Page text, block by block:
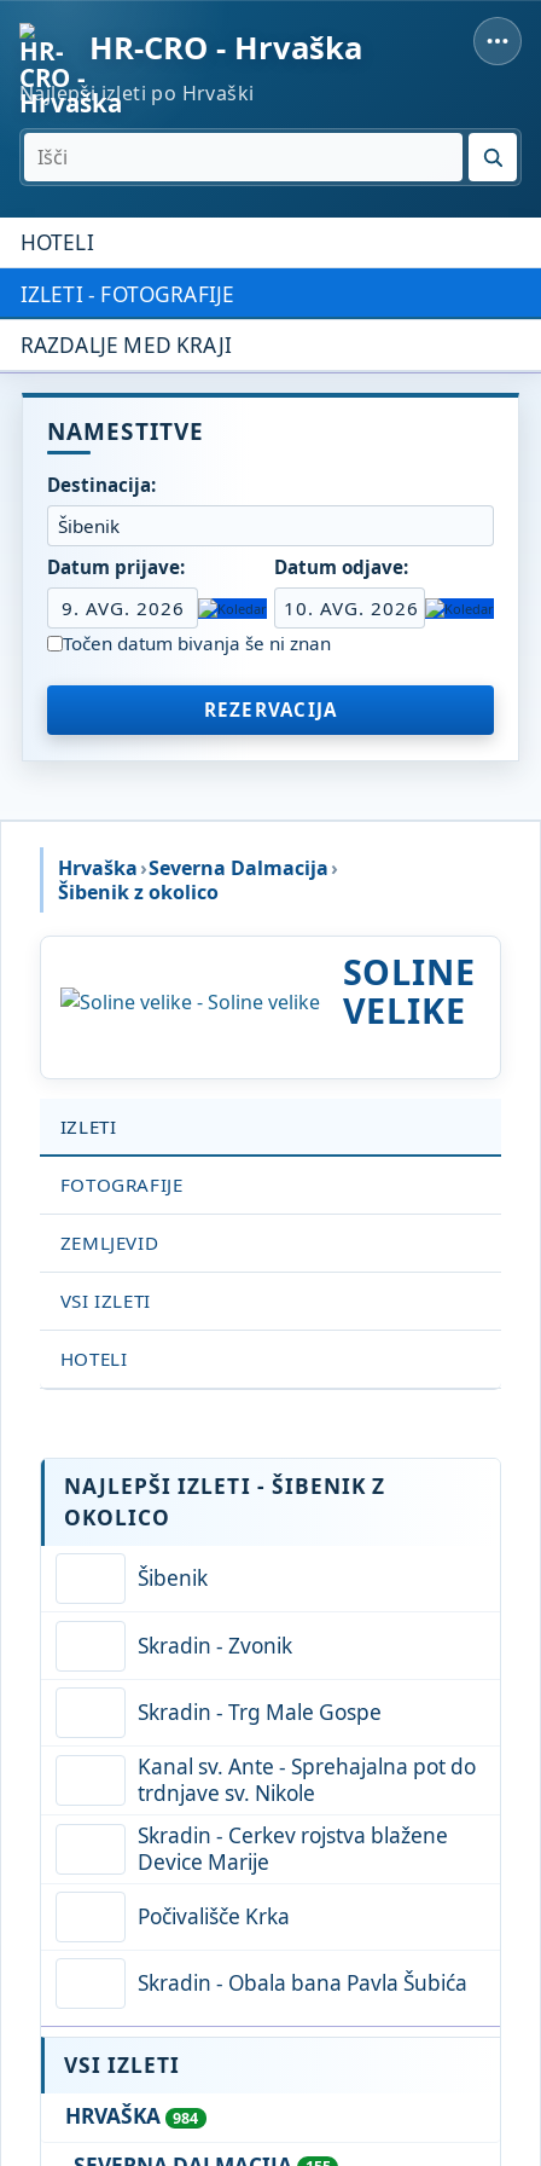
HR-CRO - Hrvaška
Najlepši izleti po Hrvaški
IŠČI
HOTELI
IZLETI - FOTOGRAFIJE
RAZDALJE MED KRAJI
NAMESTITVE
Destinacija:
Datum prijave:
9. AVG. 2026
Datum odjave:
10. AVG. 2026
Točen datum bivanja še ni znan
REZERVACIJA
Hrvaška›Severna Dalmacija›
Šibenik z okolico
SOLINE
VELIKE
IZLETI
FOTOGRAFIJE
ZEMLJEVID
VSI IZLETI
HOTELI
NAJLEPŠI IZLETI - ŠIBENIK Z
OKOLICO
Šibenik
Skradin - Zvonik
Skradin - Trg Male Gospe
Kanal sv. Ante - Sprehajalna pot do
trdnjave sv. Nikole
Skradin - Cerkev rojstva blažene
Device Marije
Počivališče Krka
Skradin - Obala bana Pavla Šubića
VSI IZLETI
HRVAŠKA
984